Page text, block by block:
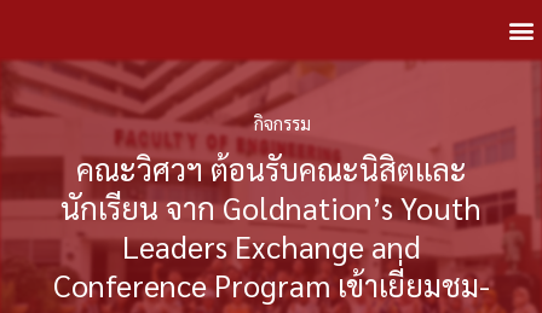
กิจกรรม
คณะวิศวฯ ต้อนรับคณะนิสิตและ
นักเรียน จาก Goldnation’s Youth
Leaders Exchange and
Conference Program เข้าเยี่ยมชม-